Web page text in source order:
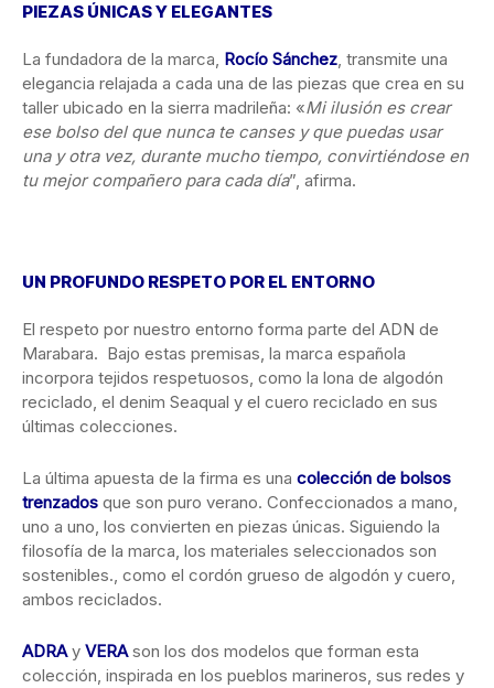
PIEZAS ÚNICAS Y ELEGANTES
La fundadora de la marca, Rocío Sánchez, transmite una
elegancia relajada a cada una de las piezas que crea en su
taller ubicado en la sierra madrileña: «Mi ilusión es crear
ese bolso del que nunca te canses y que puedas usar
una y otra vez, durante mucho tiempo, convirtiéndose en
tu mejor compañero para cada día”, afirma.
UN PROFUNDO RESPETO POR EL ENTORNO
El respeto por nuestro entorno forma parte del ADN de
Marabara. Bajo estas premisas, la marca española
incorpora tejidos respetuosos, como la lona de algodón
reciclado, el denim Seaqual y el cuero reciclado en sus
últimas colecciones.
La última apuesta de la firma es una colección de bolsos
trenzados que son puro verano. Confeccionados a mano,
uno a uno, los convierten en piezas únicas. Siguiendo la
filosofía de la marca, los materiales seleccionados son
sostenibles., como el cordón grueso de algodón y cuero,
ambos reciclados.
ADRAy VERAson los dos modelos que forman esta
colección, inspirada en los pueblos marineros, sus redes y